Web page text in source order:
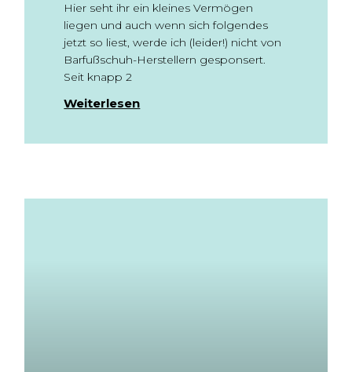
Hier seht ihr ein kleines Vermögen
liegen und auch wenn sich folgendes
jetzt so liest, werde ich (leider!) nicht von
Barfußschuh-Herstellern gesponsert.
Seit knapp 2
Weiterlesen